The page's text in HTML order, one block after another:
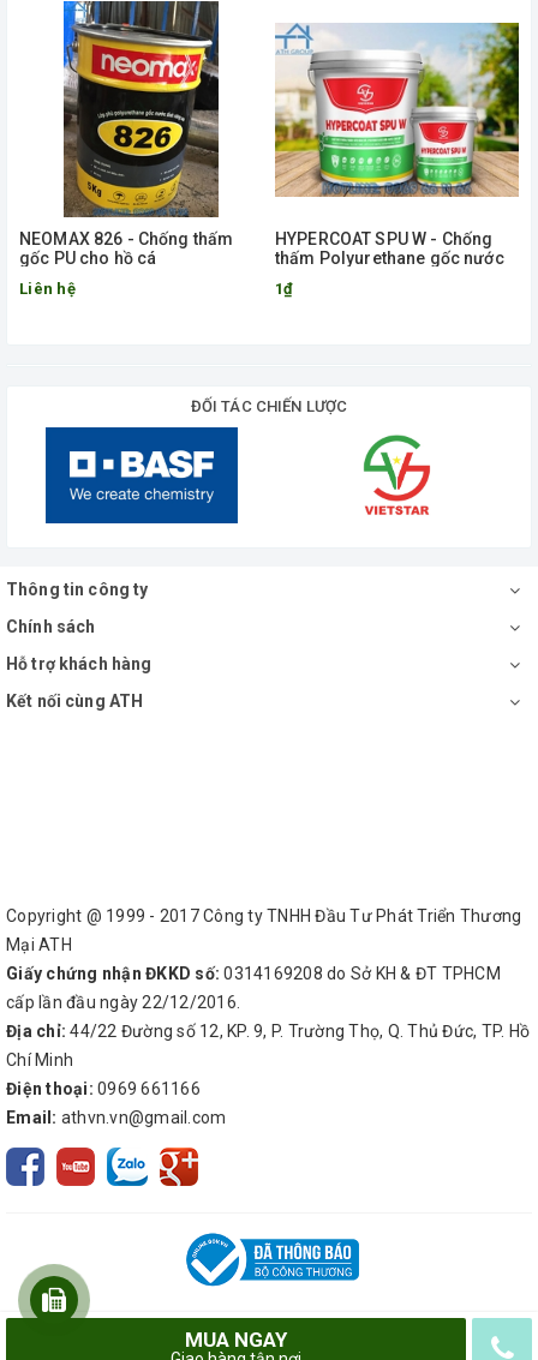
NEOMAX 826 - Chống thấm
gốc PU cho hồ cá
Liên hệ
HYPERCOAT SPU W - Chống
thấm Polyurethane gốc nước
1₫
MUA NGAY
ĐỐI TÁC CHIẾN LƯỢC
Thông tin công ty
Chính sách
Hỗ trợ khách hàng
Kết nối cùng ATH
Copyright @ 1999 - 2017 Công ty TNHH Đầu Tư Phát Triển Thương
Mại ATH
Giấy chứng nhận ĐKKD số: 0314169208 do Sở KH & ĐT TPHCM
cấp lần đầu ngày 22/12/2016.
Địa chỉ: 44/22 Đường số 12, KP. 9, P. Trường Thọ, Q. Thủ Đức, TP. Hồ
Chí Minh
Điện thoại: 0969 661166
Email: athvn.vn@gmail.com
Công ty TNHH Đầu Tư Phát Triển Thương Mại ATH